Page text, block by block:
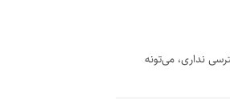
نداری، می‌تونه